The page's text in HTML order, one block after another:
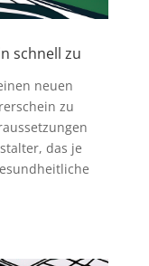
schnell zu
neuen
zu
das je